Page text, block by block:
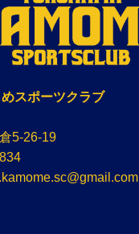
スポーツクラブ
5-26-19